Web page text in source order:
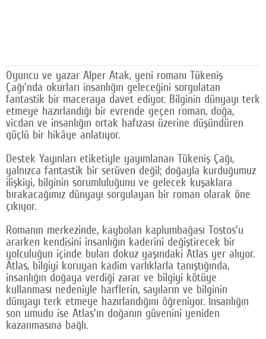
SOSYAL MEDYA
Facebook
Twitter
Google Plus
© 2026 TÜM HAKLARI SAKLIDIR
Oyuncu ve yazar Alper Atak, yeni romanı Tükeniş
Çağı'nda okurları insanlığın geleceğini sorgulatan
fantastik bir maceraya davet ediyor. Bilginin dünyayı terk
etmeye hazırlandığı bir evrende geçen roman, doğa,
vicdan ve insanlığın ortak hafızası üzerine düşündüren
güçlü bir hikâye anlatıyor.
Destek Yayınları etiketiyle yayımlanan Tükeniş Çağı,
yalnızca fantastik bir serüven değil; doğayla kurduğumuz
ilişkiyi, bilginin sorumluluğunu ve gelecek kuşaklara
bırakacağımız dünyayı sorgulayan bir roman olarak öne
çıkıyor.
Romanın merkezinde, kaybolan kaplumbağası Tostos'u
ararken kendisini insanlığın kaderini değiştirecek bir
yolculuğun içinde bulan dokuz yaşındaki Atlas yer alıyor.
Atlas, bilgiyi koruyan kadim varlıklarla tanıştığında,
insanlığın doğaya verdiği zarar ve bilgiyi kötüye
kullanması nedeniyle harflerin, sayıların ve bilginin
dünyayı terk etmeye hazırlandığını öğreniyor. İnsanlığın
son umudu ise Atlas'ın doğanın güvenini yeniden
kazanmasına bağlı.